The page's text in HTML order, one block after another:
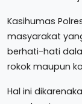
Kasihumas
masyarakat
berhati-hati
rokok maupun
Hal ini